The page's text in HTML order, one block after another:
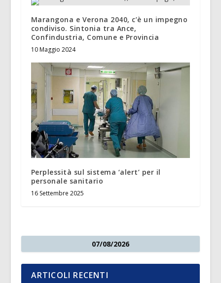
Marangona e Verona 2040, c’è un impegno
condiviso. Sintonia tra Ance,
Confindustria, Comune e Provincia
10 Maggio 2024
Perplessità sul sistema ‘alert’ per il
personale sanitario
16 Settembre 2025
07/08/2026
ARTICOLI RECENTI